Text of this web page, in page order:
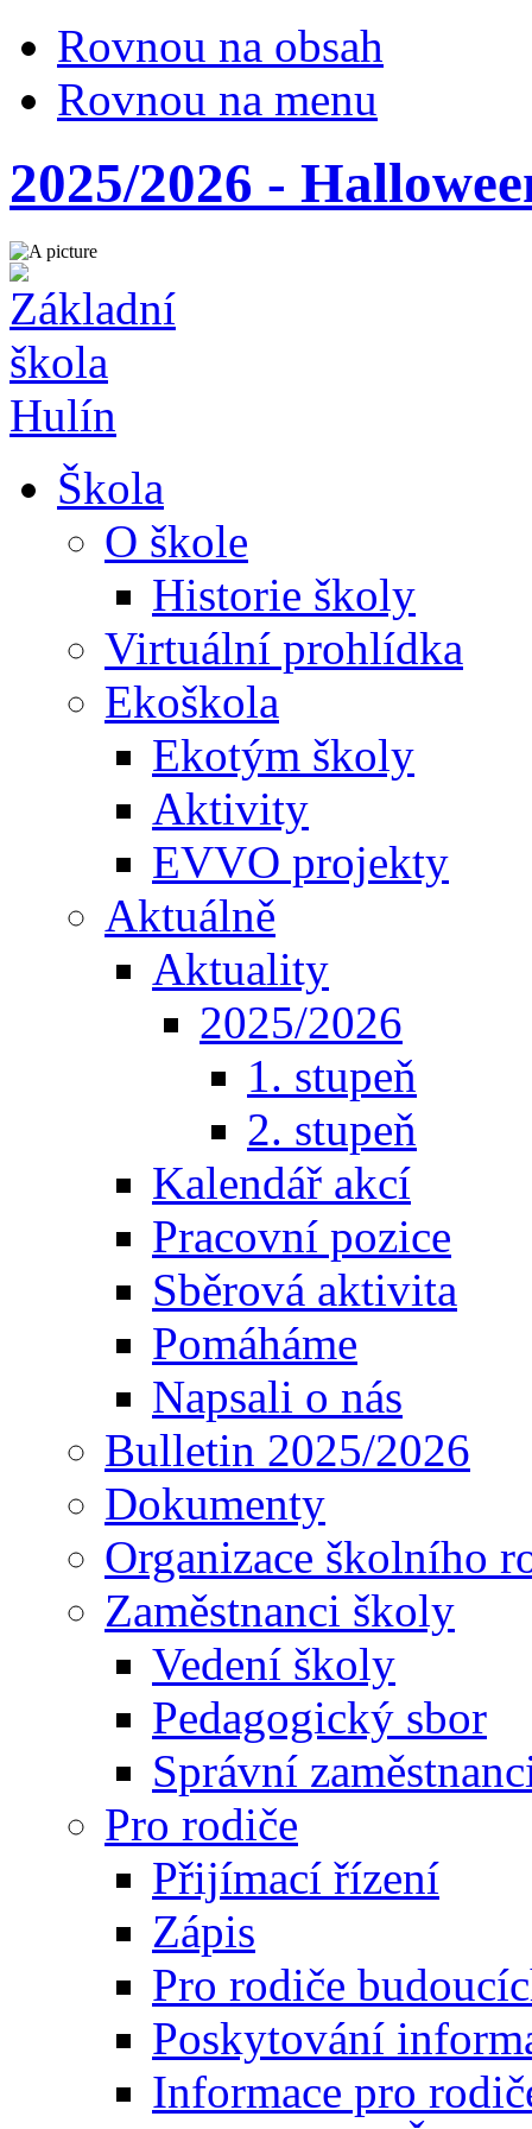
Rovnou na obsah
Rovnou na menu
2025/2026 -
Škola
O škole
Historie školy
Virtuální prohlídka
Ekoškola
Ekotým školy
Aktivity
EVVO projekty
Aktuálně
Aktuality
2025/2026
1. stupeň
2. stupeň
Kalendář akcí
Pracovní pozice
Sběrová aktivita
Pomáháme
Napsali o nás
Bulletin 2025/2026
Dokumenty
Organizace školního
Zaměstnanci školy
Vedení školy
Pedagogický sbor
Správní
Pro rodiče
Přijímací řízení
Zápis
Pro rodiče
Poskytování
Informace pro